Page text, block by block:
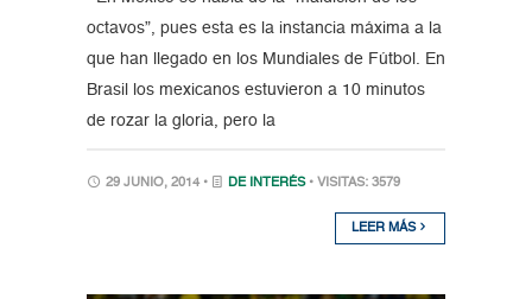
octavos”, pues esta es la instancia máxima a la
que han llegado en los Mundiales de Fútbol. En
Brasil los mexicanos estuvieron a 10 minutos
de rozar la gloria, pero la
29 JUNIO, 2014 • DE INTERÉS • VISITAS: 3579
LEER MÁS